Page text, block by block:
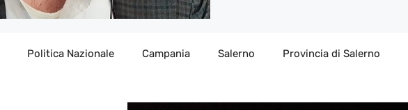
Politica Nazionale Campania Salerno Provincia di Salerno